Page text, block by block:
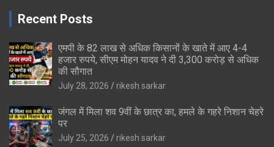
Recent Posts
एमपी के 82 लाख से अधिक किसानों के खाते में आए 4-4
हजार रुपये, सीएम मोहन यादव ने दी 3,300 करोड़ से अधिक
की सौगात
July 28, 2026 rikesh sarkar
जंगल में मिला शव 9वीं के छात्र का, हमले के गहरे निशान चेहरे
पर
July 25, 2026 rikesh sarkar